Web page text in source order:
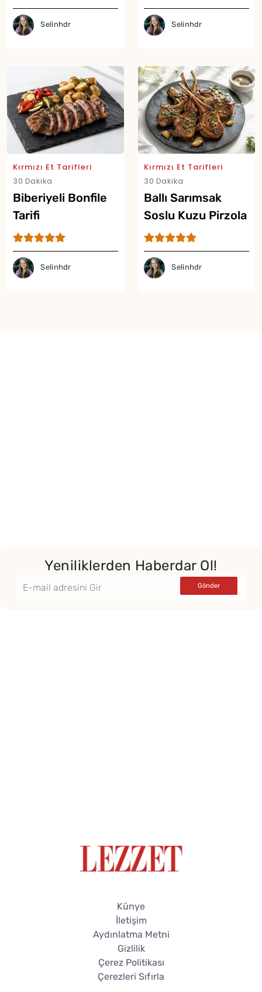
Selinhdr Selinhdr
Kırmızı Et Tarifleri
30 Dakika
Biberiyeli Bonfile
Tarifi
Selinhdr
Kırmızı Et Tarifleri
30 Dakika
Ballı Sarımsak
Soslu Kuzu Pirzola
Tarifi
Selinhdr
Yeniliklerden Haberdar Ol!
Künye
İletişim
Aydınlatma Metni
Gizlilik
Çerez Politikası
Çerezleri Sıfırla